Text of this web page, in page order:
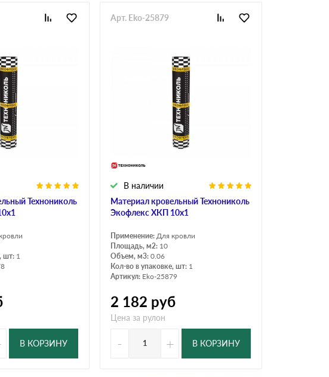
Технониколь
шт: 1
В КОРЗИНУ
Материал кровельный Технониколь
Экофлекс ХКП 10х1
В наличии
Арт. Eko-25879
Применение: Для кровли
Площадь, м2: 10
Объем, м3: 0.06
Кол-во в упаковке, шт: 1
Артикул: Eko-25879
2 182 руб
Цена за рулон
- + В КОРЗИНУ